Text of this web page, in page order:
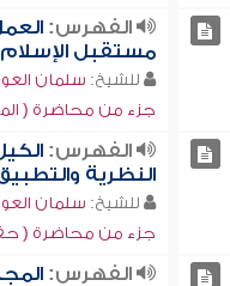
الفهرس:
مستقبل الإسلام
للشيخ: سلمان
جزء من محاضرة (
الفهرس:
النظرية
للشيخ: سلمان
جزء من محاضرة (
الفهرس: